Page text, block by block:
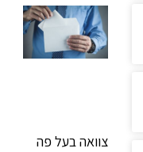
צוואה בעל פה